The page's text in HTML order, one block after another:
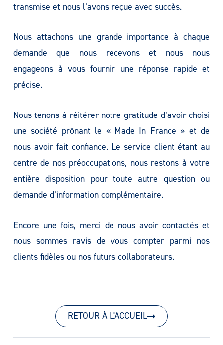
transmise et nous l’avons reçue avec succès.
Nous attachons une grande importance à chaque
demande que nous recevons et nous nous
engageons à vous fournir une réponse rapide et
précise.
Nous tenons à réitérer notre gratitude d’avoir choisi
une société prônant le « Made In France » et de
nous avoir fait confiance. Le service client étant au
centre de nos préoccupations, nous restons à votre
entière disposition pour toute autre question ou
demande d’information complémentaire.
Encore une fois, merci de nous avoir contactés et
nous sommes ravis de vous compter parmi nos
clients fidèles ou nos futurs collaborateurs.
RETOUR À L'ACCUEIL